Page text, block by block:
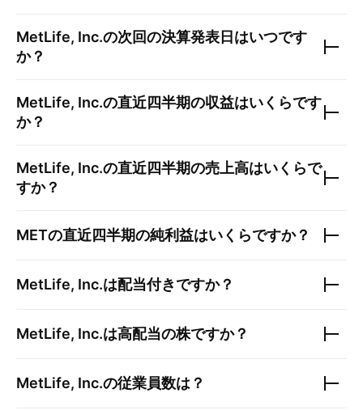
MetLife, Inc.の次回の決算発表日はいつです
か？
MetLife, Inc.の直近四半期の収益はいくらです
か？
MetLife, Inc.の直近四半期の売上高はいくらで
すか？
METの直近四半期の純利益はいくらですか？
MetLife, Inc.は配当付きですか？
MetLife, Inc.は高配当の株ですか？
MetLife, Inc.の従業員数は？